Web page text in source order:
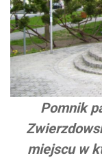
Pomnik
miejscu w